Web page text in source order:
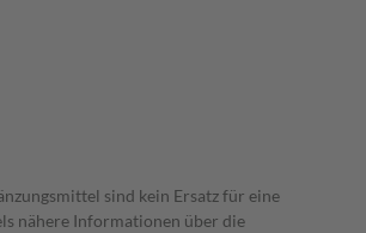
sind kein Ersatz für eine
nähere Informationen über die